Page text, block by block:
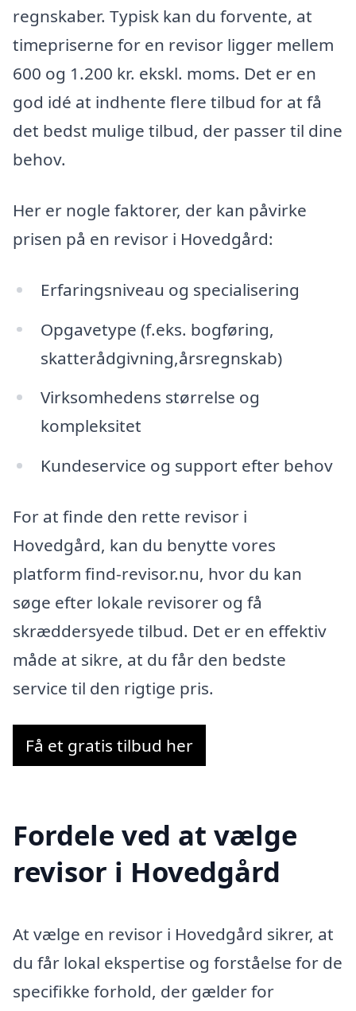
regnskaber. Typisk kan du forvente, at
timepriserne for en revisor ligger mellem
600 og 1.200 kr. ekskl. moms. Det er en
god idé at indhente flere tilbud for at få
det bedst mulige tilbud, der passer til dine
behov.
Her er nogle faktorer, der kan påvirke
prisen på en revisor i Hovedgård:
Erfaringsniveau og specialisering
Opgavetype (f.eks. bogføring,
skatterådgivning,årsregnskab)
Virksomhedens størrelse og
kompleksitet
Kundeservice og support efter behov
For at finde den rette revisor i
Hovedgård, kan du benytte vores
platform find-revisor.nu, hvor du kan
søge efter lokale revisorer og få
skræddersyede tilbud. Det er en effektiv
måde at sikre, at du får den bedste
service til den rigtige pris.
Få et gratis tilbud her
Fordele ved at vælge
revisor i Hovedgård
At vælge en revisor i Hovedgård sikrer, at
du får lokal ekspertise og forståelse for de
specifikke forhold, der gælder for